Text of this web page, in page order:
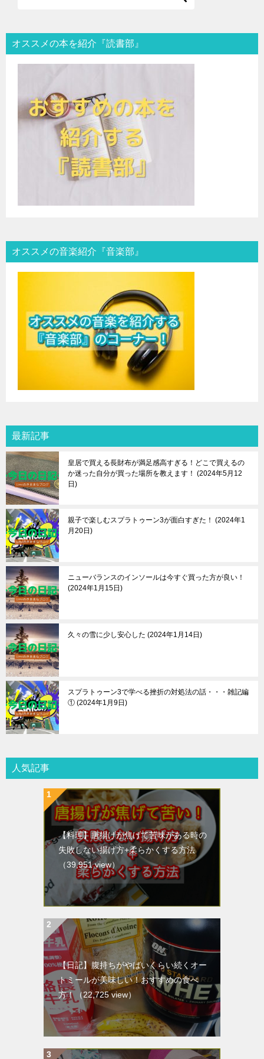
オススメの本を紹介『読書部』
オススメの音楽紹介『音楽部』
最新記事
皇居で買える長財布が満足感高すぎる！どこで買えるの
か迷った自分が買った場所を教えます！
2024年5月12
日
親子で楽しむスプラトゥーン3が面白すぎた！
2024年1
月20日
ニューバランスのインソールは今すぐ買った方が良い！
2024年1月15日
久々の雪に少し安心した 2024年1月14日
スプラトゥーン3で学べる挫折の対処法の話・・・雑記編
① 2024年1月9日
人気記事
【料理】唐揚げが焦げて苦味がある時の
失敗しない揚げ方+柔らかくする方法
（39,951 view）
【日記】腹持ちがやばいくらい続くオー
トミールが美味しい！おすすめの食べ
方！
（22,725 view）